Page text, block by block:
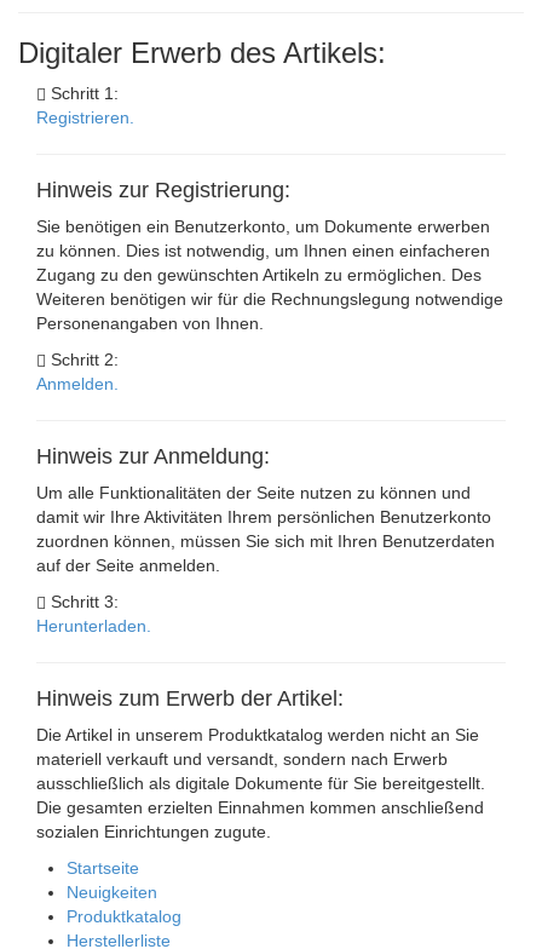
Digitaler Erwerb des Artikels:
Schritt 1:
Registrieren.
Hinweis zur Registrierung:
Sie benötigen ein Benutzerkonto, um Dokumente erwerben
zu können. Dies ist notwendig, um Ihnen einen einfacheren
Zugang zu den gewünschten Artikeln zu ermöglichen. Des
Weiteren benötigen wir für die Rechnungslegung notwendige
Personenangaben von Ihnen.
Schritt 2:
Anmelden.
Hinweis zur Anmeldung:
Um alle Funktionalitäten der Seite nutzen zu können und
damit wir Ihre Aktivitäten Ihrem persönlichen Benutzerkonto
zuordnen können, müssen Sie sich mit Ihren Benutzerdaten
auf der Seite anmelden.
Schritt 3:
Herunterladen.
Hinweis zum Erwerb der Artikel:
Die Artikel in unserem Produktkatalog werden nicht an Sie
materiell verkauft und versandt, sondern nach Erwerb
ausschließlich als digitale Dokumente für Sie bereitgestellt.
Die gesamten erzielten Einnahmen kommen anschließend
sozialen Einrichtungen zugute.
Startseite
Neuigkeiten
Produktkatalog
Herstellerliste